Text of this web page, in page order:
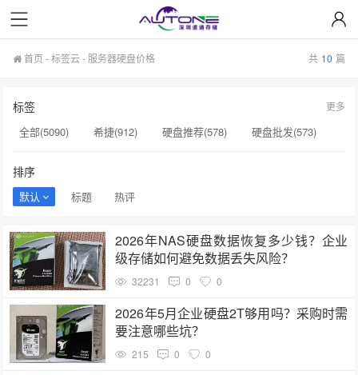
首页 -标签云- 服务器硬盘价格 共 10 篇
标签
全部(5090) 希捷(912) 硬盘推荐(578)
硬盘批发(573)
硬盘采购(474)
希捷硬盘(471)
硬盘价格(164)
硬盘寿命(160)
二手硬盘(153)
硬盘代理商(153)
英特尔(153)
SSD(152)
西数硬盘(152)
硬盘容量(151) 希捷银河(151)
更多
排序
默认 标题 热评
2026年NAS硬盘数据恢复多少钱？企业
级存储如何避免数据丢失风险？
32231 0 0
2026年5月企业硬盘2T够用吗？采购时需
要注意哪些坑？
215 0 0